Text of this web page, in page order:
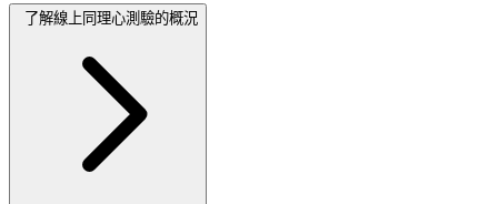
了解線上同理心測驗的概況